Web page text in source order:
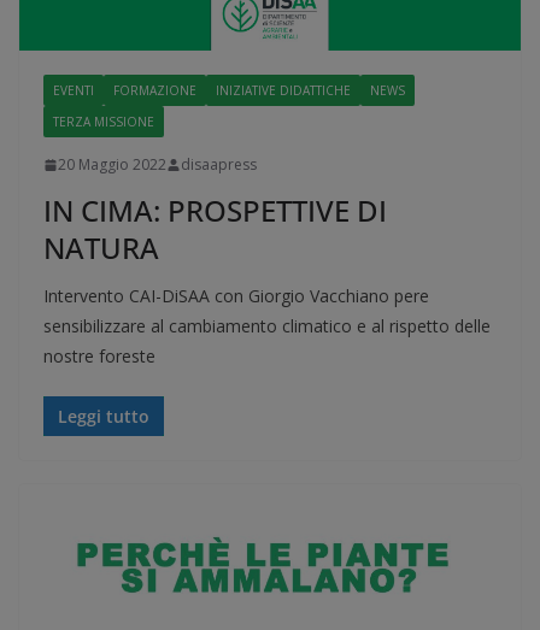
EVENTI FORMAZIONE INIZIATIVE DIDATTICHE
NEWS
TERZA MISSIONE
20 Maggio 2022 disaapress
IN CIMA: PROSPETTIVE DI
NATURA
Intervento CAI-DiSAA con Giorgio Vacchiano pere
sensibilizzare al cambiamento climatico e al rispetto delle
nostre foreste
Leggi tutto